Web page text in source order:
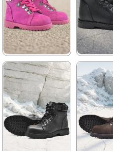
%42İndirim
Ücretsiz
Kargo
%42İndirim
★ ★ ★ ★
2.049,90 ₺
3.519,90 ₺
%42İndirim
Ücretsiz
Kargo
★ ★
3.519,90 ₺
%42İndirim